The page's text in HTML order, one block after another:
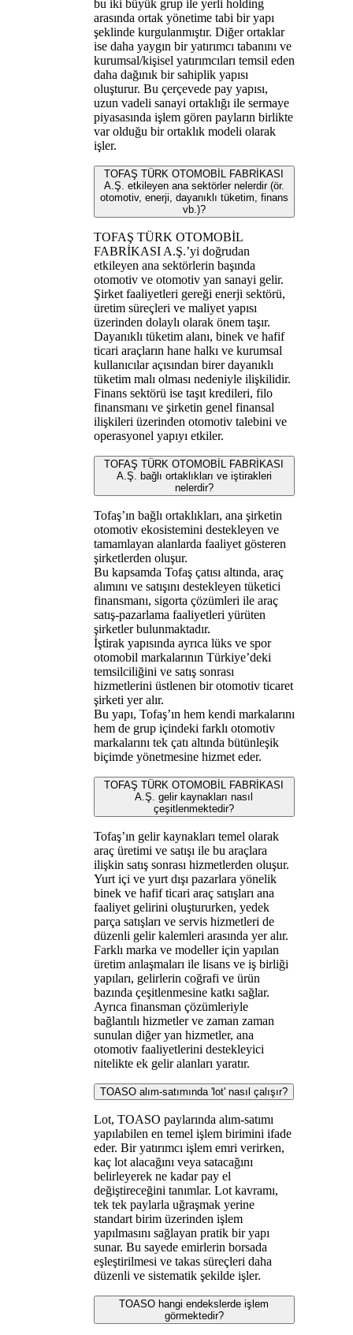
bu iki büyük grup ile yerli holding
arasında ortak yönetime tabi bir yapı
şeklinde kurgulanmıştır. Diğer ortaklar
ise daha yaygın bir yatırımcı tabanını ve
kurumsal/kişisel yatırımcıları temsil eden
daha dağınık bir sahiplik yapısı
oluşturur. Bu çerçevede pay yapısı,
uzun vadeli sanayi ortaklığı ile sermaye
piyasasında işlem gören payların birlikte
var olduğu bir ortaklık modeli olarak
işler.
TOFAŞ TÜRK OTOMOBİL FABRİKASI
A.Ş. etkileyen ana sektörler nelerdir (ör.
otomotiv, enerji, dayanıklı tüketim, finans
vb.)?
TOFAŞ TÜRK OTOMOBİL
FABRİKASI A.Ş.’yi doğrudan
etkileyen ana sektörlerin başında
otomotiv ve otomotiv yan sanayi gelir.
Şirket faaliyetleri gereği enerji sektörü,
üretim süreçleri ve maliyet yapısı
üzerinden dolaylı olarak önem taşır.
Dayanıklı tüketim alanı, binek ve hafif
ticari araçların hane halkı ve kurumsal
kullanıcılar açısından birer dayanıklı
tüketim malı olması nedeniyle ilişkilidir.
Finans sektörü ise taşıt kredileri, filo
finansmanı ve şirketin genel finansal
ilişkileri üzerinden otomotiv talebini ve
operasyonel yapıyı etkiler.
TOFAŞ TÜRK OTOMOBİL FABRİKASI
A.Ş. bağlı ortaklıkları ve iştirakleri
nelerdir?
Tofaş’ın bağlı ortaklıkları, ana şirketin
otomotiv ekosistemini destekleyen ve
tamamlayan alanlarda faaliyet gösteren
şirketlerden oluşur.
Bu kapsamda Tofaş çatısı altında, araç
alımını ve satışını destekleyen tüketici
finansmanı, sigorta çözümleri ile araç
satış-pazarlama faaliyetleri yürüten
şirketler bulunmaktadır.
İştirak yapısında ayrıca lüks ve spor
otomobil markalarının Türkiye’deki
temsilciliğini ve satış sonrası
hizmetlerini üstlenen bir otomotiv ticaret
şirketi yer alır.
Bu yapı, Tofaş’ın hem kendi markalarını
hem de grup içindeki farklı otomotiv
markalarını tek çatı altında bütünleşik
biçimde yönetmesine hizmet eder.
TOFAŞ TÜRK OTOMOBİL FABRİKASI
A.Ş. gelir kaynakları nasıl
çeşitlenmektedir?
Tofaş’ın gelir kaynakları temel olarak
araç üretimi ve satışı ile bu araçlara
ilişkin satış sonrası hizmetlerden oluşur.
Yurt içi ve yurt dışı pazarlara yönelik
binek ve hafif ticari araç satışları ana
faaliyet gelirini oluştururken, yedek
parça satışları ve servis hizmetleri de
düzenli gelir kalemleri arasında yer alır.
Farklı marka ve modeller için yapılan
üretim anlaşmaları ile lisans ve iş birliği
yapıları, gelirlerin coğrafi ve ürün
bazında çeşitlenmesine katkı sağlar.
Ayrıca finansman çözümleriyle
bağlantılı hizmetler ve zaman zaman
sunulan diğer yan hizmetler, ana
otomotiv faaliyetlerini destekleyici
nitelikte ek gelir alanları yaratır.
TOASO alım-satımında 'lot' nasıl çalışır?
Lot, TOASO paylarında alım-satımı
yapılabilen en temel işlem birimini ifade
eder. Bir yatırımcı işlem emri verirken,
kaç lot alacağını veya satacağını
belirleyerek ne kadar pay el
değiştireceğini tanımlar. Lot kavramı,
tek tek paylarla uğraşmak yerine
standart birim üzerinden işlem
yapılmasını sağlayan pratik bir yapı
sunar. Bu sayede emirlerin borsada
eşleştirilmesi ve takas süreçleri daha
düzenli ve sistematik şekilde işler.
TOASO hangi endekslerde işlem
görmektedir?